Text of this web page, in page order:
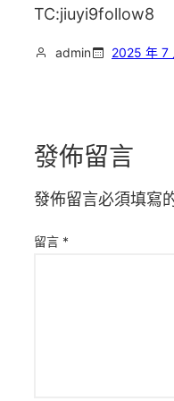
TC:jiuyi9follow8
admin 2025 年 7
發佈留言
發佈留言必須填寫
留言 *